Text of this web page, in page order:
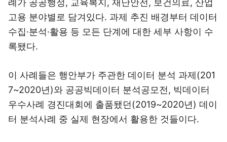
례가 공공행정, 교육복지, 재난안전, 보건의료, 산업
고용 분야별로 담겨있다. 과제 추진 배경부터 데이터
수집·분석·활용 등 모든 단계에 대한 세부 사항이 수
록됐다.
이 사례들은 행안부가 주관한 데이터 분석 과제(201
7~2020년)와 공공빅데이터 분석공모전, 빅데이터
우수사례 경진대회에 출품됐던(2019~2020년) 데이
터 분석사례 중 실제 현장에서 활용한 것들이다.